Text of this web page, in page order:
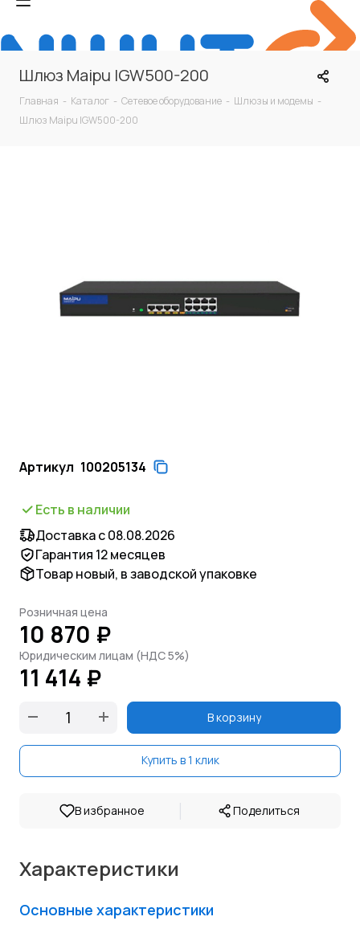
Шлюз Maipu IGW500-200
Главная - Каталог - Сетевое оборудование - Шлюзы и модемы -
Шлюз Maipu IGW500-200
Артикул 100205134
Есть в наличии
Доставка с 08.08.2026
Гарантия 12 месяцев
Товар новый, в заводской упаковке
Розничная цена
10 870 ₽
Юридическим лицам (НДС 5%)
11 414 ₽
В корзину
Купить в 1 клик
В избранное | Поделиться
Характеристики
Основные характеристики